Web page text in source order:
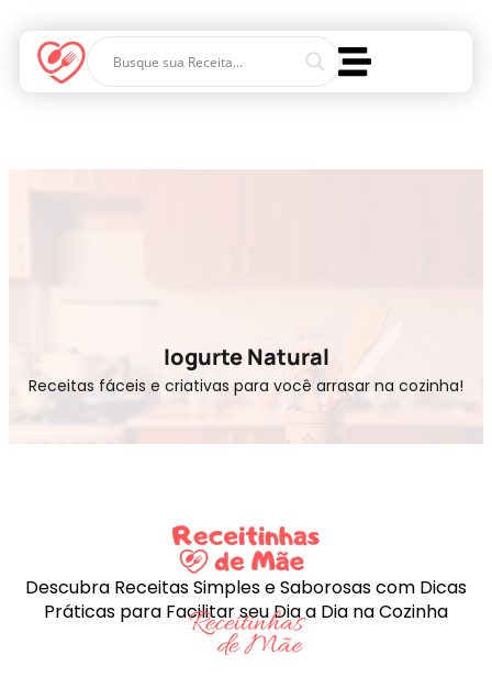
Iogurte Natural
Receitas fáceis e criativas para você arrasar na cozinha!
Descubra Receitas Simples e Saborosas com Dicas
Práticas para Facilitar seu Dia a Dia na Cozinha